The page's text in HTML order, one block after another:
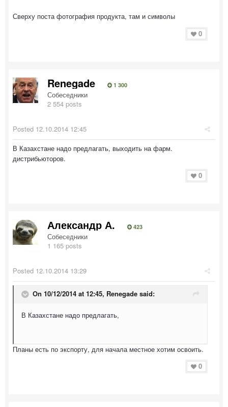
Сверху поста фотография продукта, там и символы
0
Renegade 1 300
Собеседники
2 554 posts
Posted 12.10.2014 12:45
В Казахстане надо предлагать, выходить на фарм.
дистрибьюторов.
0
Александр А. 423
Собеседники
1 165 posts
Posted 12.10.2014 13:29
On 10/12/2014 at 12:45, Renegade said:
В Казахстане надо предлагать,
Планы есть по экспорту, для начала местное хотим освоить.
0